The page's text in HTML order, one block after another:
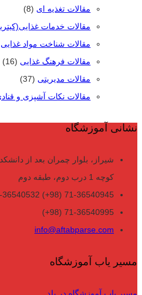
مقالات تغذیه ای (8)
مقالات خدمات
مقالات شناخت مواد غذایی
مقالات فرهنگ غذایی (16)
مقالات مدیریتی (37)
مقالات نکات آشپزی و
نشانی آموزشگاه
شیراز، بلوار چمران بعد از
کوچه 1 درب دوم، طبقه دوم
71-36540945 (98+) 71-36540532 (98+)
71-36540995 (98+)
info@aftabparse.com
مسیر یاب آموزشگاه
مسیر یاب آموزشگاه در بلد